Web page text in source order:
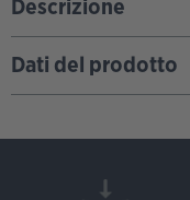
Descrizione
Dati del prodotto